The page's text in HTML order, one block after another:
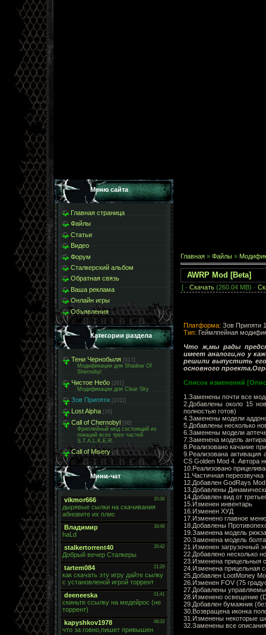
Меню сайта
Главная страница
Файлы
Статьи
Видео
Форум
Сталкерский альбом
Обратная связь
Ваша реклама
Онлайн игры
Объявления
Категории раздела
Тени Чернобыля [917]
Модификации для Shadow Of
Shernobyl
Чистое Небо [281]
Модификации для Clear Sky
Зов Припяти [1011]
Lost Alpha [16]
Call of Chernobyl [96]
Фриплейный мод состоящий из
локаций всех трех частей
S.T.A.L.K.E.R.
Call of Misery [5]
Мини-чат
Главная » Файлы »
AWRP Mod [Beta]
[ · Скачать (260.04 MB) ·
Платформа: Зов Припяти
Тип: Геймлпейная
Что ж,мы рады
имеет аналоги,но у
решили выпустить
основного
Список изменений
1.Заменены почти все
2.Добавлены около 15
полностью готов)
4.Заменены модели
5.Добавлены несколько
6.Заменены модели
7.Заменена модель
8.Реализовано качание
9.Реализована
CS Golden Mod 4. Автора
10.Реализовано
11.Частичная
12.Добавлен GodRays Mod
13.Добавлены
14.Добавлен вид от
15.Изменен инвентарь
16.Изменен ХУД
17.Изменено главное
18.Добавлены
19.Заменена модель
20.Заменена модель
21.Изменен загрузочный
22.Добавлено несколько
23.Изменена прицельныя
24.Изменена прицельная
25.Добавлен LootMoney
26.Изменен FOV (75
27.Добавлены
28.Изменено освещение
29.Добавлен бумажник
30.Возвращена иконка
31.Изменены некоторые
32.Заменены все